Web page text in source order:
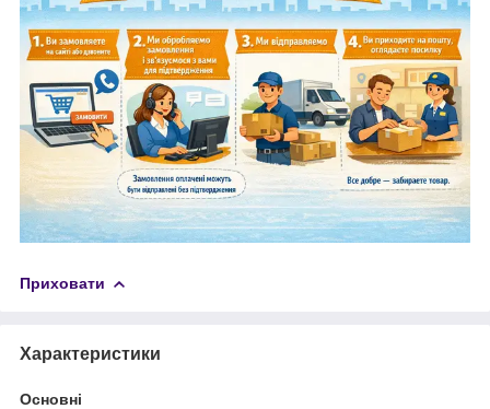
Приховати
Характеристики
Основні